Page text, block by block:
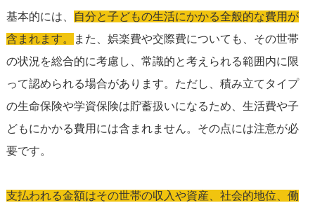
基本的には、
自分と子どもの生活にかかる全般的な費用が
含まれます。
また、娯楽費や交際費についても、その世帯
の状況を総合的に考慮し、常識的と考えられる範囲内に限
って認められる場合があります。ただし、積み立てタイプ
の生命保険や学資保険は貯蓄扱いになるため、生活費や子
どもにかかる費用には含まれません。その点には注意が必
要です。
支払われる金額はその世帯の収入や資産、社会的地位、働